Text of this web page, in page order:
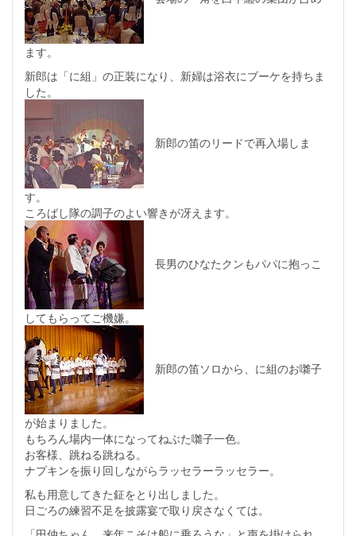
ます。
新郎は「に組」の正装になり、新婦は浴衣にブーケを持ちま
した。
新郎の笛のリードで再入場しま
す。
ころばし隊の調子のよい響きが冴えます。
長男のひなたクンもパパに抱っこ
してもらってご機嫌。
新郎の笛ソロから、に組のお囃子
が始まりました。
もちろん場内一体になってねぶた囃子一色。
お客様、跳ねる跳ねる。
ナプキンを振り回しながらラッセラーラッセラー。
私も用意してきた鉦をとり出しました。
日ごろの練習不足を披露宴で取り戻さなくては。